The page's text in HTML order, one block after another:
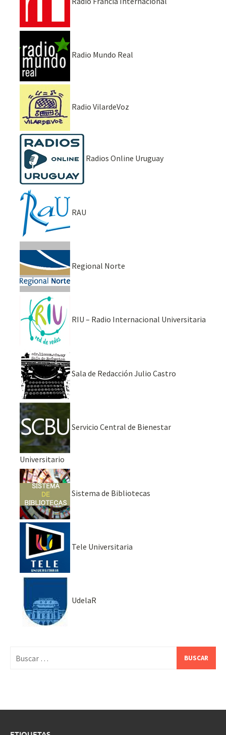
Radio Mundo Real
Radio VilardeVoz
Radios Online Uruguay
RAU
Regional Norte
RIU – Radio Internacional Universitaria
Sala de Redacción Julio Castro
Servicio Central de Bienestar
Universitario
Sistema de Bibliotecas
Tele Universitaria
UdelaR